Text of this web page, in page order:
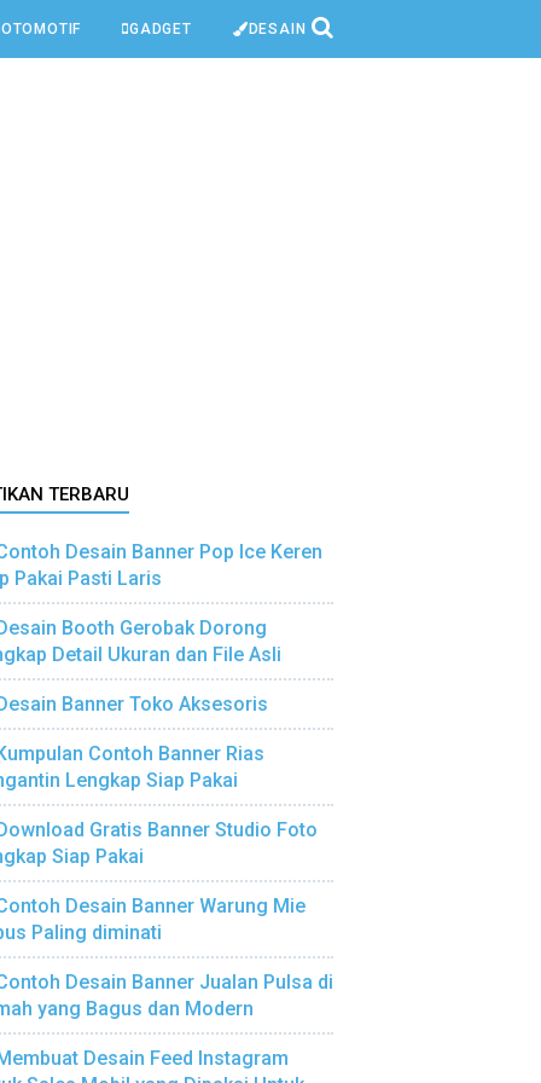
OTOMOTIF GADGET DESAIN
TERBARU
Desain Banner Pop Ice Keren
Pakai Pasti Laris
Booth Gerobak Dorong
Detail Ukuran dan File Asli
Banner Toko Aksesoris
Contoh Banner Rias
Lengkap Siap Pakai
Gratis Banner Studio Foto
Siap Pakai
Desain Banner Warung Mie
Paling diminati
Desain Banner Jualan Pulsa di
yang Bagus dan Modern
Desain Feed Instagram